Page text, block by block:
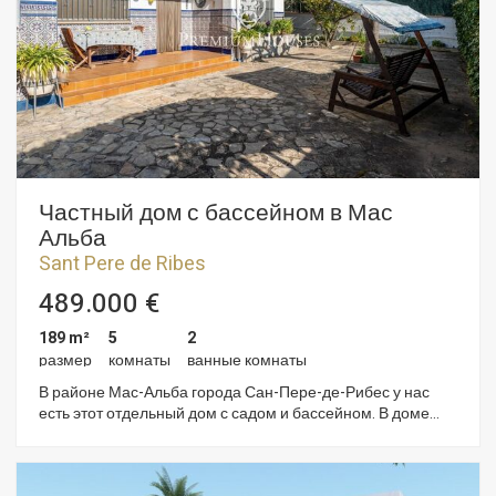
запланирована на первый квартал 2025 года. Район Мас-
Альба отличается близостью к природному парку Гарраф
и своим спокойствием. И все это без ущерба для очень
хорошего сообщения с Ситжесом и шоссе C-32, по
которому можно добраться до Барселоны и аэропорта
Эль-Прат.
Частный дом с бассейном в Мас
Альба
Sant Pere de Ribes
489.000 €
189 m²
размер
5
комнаты
2
ванные комнаты
В районе Мас-Альба города Сан-Пере-де-Рибес у нас
есть этот отдельный дом с садом и бассейном. В доме
столовая с камином, рядом с ней отдельная кухня. Далее